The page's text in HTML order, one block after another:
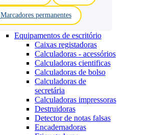
Marcadores permanentes
Equipamentos de escritório
Caixas registadoras
Calculadoras - acessórios
Calculadoras cientificas
Calculadoras de bolso
Calculadoras de
secretária
Calculadoras impressoras
Destruidoras
Detector de notas falsas
Encadernadoras